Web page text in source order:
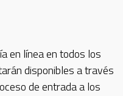
en línea en todos los
disponibles a través
de entrada a los